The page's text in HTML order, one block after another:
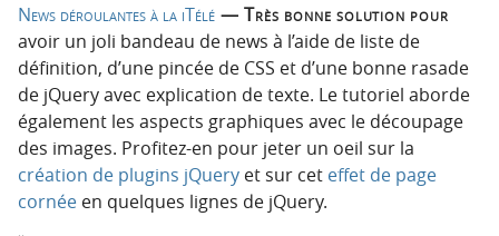
News déroulantes à la iTélé — Très bonne solution pour
avoir un joli bandeau de news à l’aide de liste de
définition, d’une pincée de CSS et d’une bonne rasade
de jQuery avec explication de texte. Le tutoriel aborde
également les aspects graphiques avec le découpage
des images. Profitez-en pour jeter un oeil sur la
création de plugins jQuery et sur cet effet de page
cornée en quelques lignes de jQuery.